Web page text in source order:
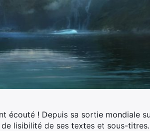
écouté ! Depuis sa sortie mondiale
lisibilité de ses textes et sous-